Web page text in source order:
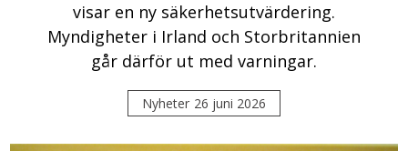
visar en ny säkerhetsutvärdering.
Myndigheter i Irland och Storbritannien
går därför ut med varningar.
Nyheter 26 juni 2026